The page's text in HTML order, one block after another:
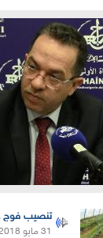
تنصيب فوج
31 مايو 2018